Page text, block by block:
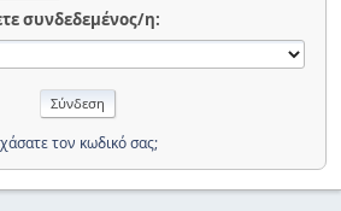
συνδεδεμένος/η:
τον κωδικό σας;